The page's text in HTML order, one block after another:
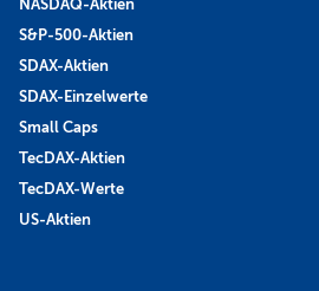
NASDAQ-Aktien
S&P-500-Aktien
SDAX-Aktien
SDAX-Einzelwerte
Small Caps
TecDAX-Aktien
TecDAX-Werte
US-Aktien